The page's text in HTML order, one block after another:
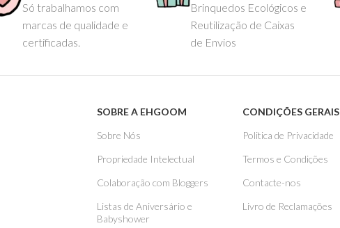
Só trabalhamos com
marcas de qualidade e
certificadas.
Brinquedos Ecológicos e
Reutilização de Caixas
de Envios
SOBRE A EHGOOM
Sobre Nós
Propriedade Intelectual
Colaboração com Bloggers
Listas de Aniversário e
Babyshower
CONDIÇÕES GERAIS
Politica de Privacidade
Termos e Condições
Contacte-nos
Livro de Reclamações